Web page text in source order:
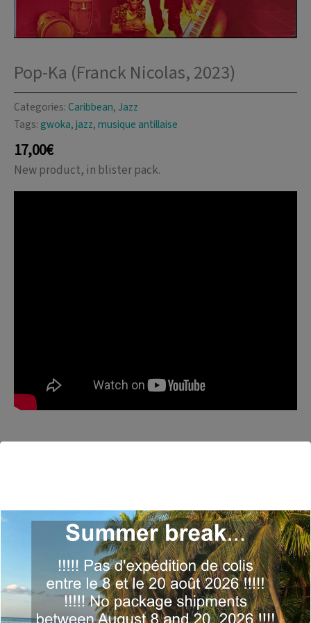
Pop-Ka (Franck Nicolas, 2023)
Categories:Caribbean,Jazz
Tags:gwoka,jazz,musique antillaise
17,00€
New product, in blister pack.
Charlotte-Cleria, Jony Lerond « Somnanbil »,
Ralph Lavital
1- Pop-Ka – 3:03 / 2- Taxi – 4:30 / 3- Fanm
Chokola – 3:58 / 4- Gwadloupmawtinik – 3:45 / 5-
Zékal – 3:34 / 6- Berceuse Pour Maman – 3:19 / 7-
Asi Mon La – 3:17 / 8- Au Revoir Michaël – 3:50 / 9-